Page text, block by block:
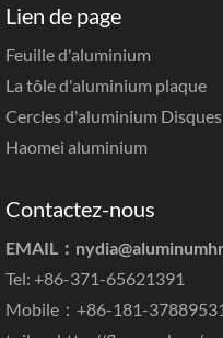
Lien de page
Feuille d'aluminium
La tôle d'aluminium plaque
Cercles d'aluminium Disques
Haomei aluminium
Contactez-nous
EMAIL：
Tel: +86-371-65621391
Mobile：+86-181-